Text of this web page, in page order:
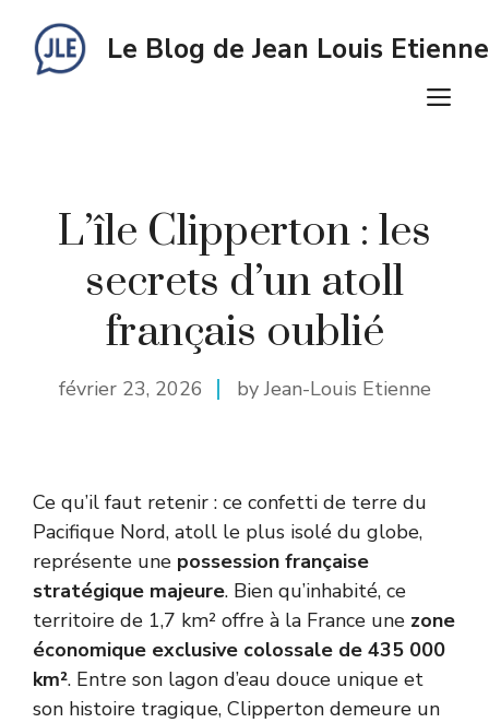
contenu
Le Blog de Jean Louis Etienne
L’île Clipperton : les
secrets d’un atoll
français oublié
février 23, 2026 by Jean-Louis Etienne
Ce qu’il faut retenir : ce confetti de terre du
Pacifique Nord, atoll le plus isolé du globe,
représente une possession française
stratégique majeure. Bien qu’inhabité, ce
territoire de 1,7 km² offre à la France une zone
économique exclusive colossale de 435 000
km². Entre son lagon d’eau douce unique et
son histoire tragique, Clipperton demeure un